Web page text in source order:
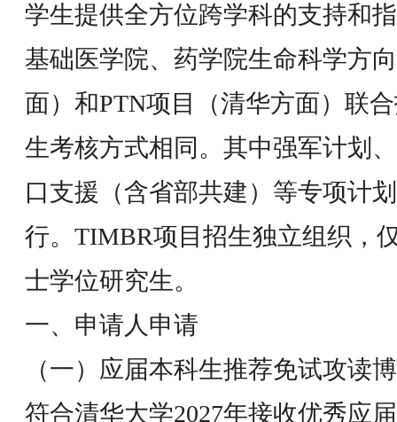
学生提供全方位跨学科的支持和
基础医学院、药学院生命科学方
面）和PTN项目（清华方面）联
生考核方式相同。其中强军计划
口支援（含省部共建）等专项计
行。TIMBR项目招生独立组织，
士学位研究生。
一、申请人申请
（一）应届本科生推荐免试攻读
符合清华大学2027年接收优秀应